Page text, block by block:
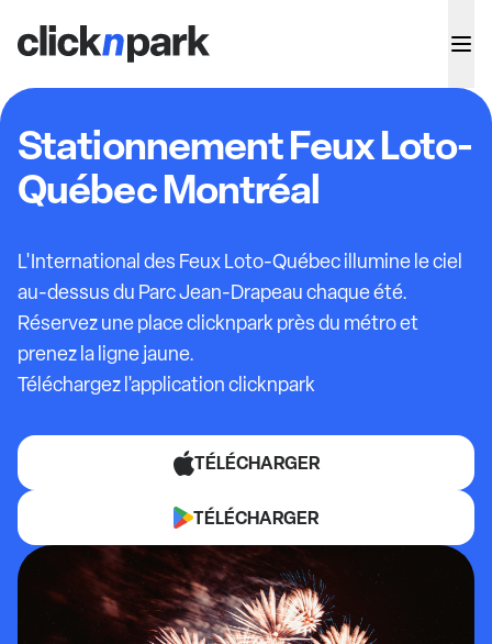
Stationnement Feux Loto-
Québec Montréal
L'International des Feux Loto-Québec illumine le ciel
au-dessus du Parc Jean-Drapeau chaque été.
Réservez une place clicknpark près du métro et
prenez la ligne jaune.
Téléchargez l'application clicknpark
TÉLÉCHARGER
TÉLÉCHARGER